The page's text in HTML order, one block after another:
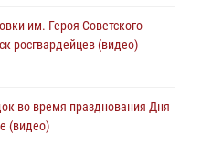
ознакомилась с передовыми
им. Героя Советского
росгвардейцев (видео)
во время празднования Дня
(видео)